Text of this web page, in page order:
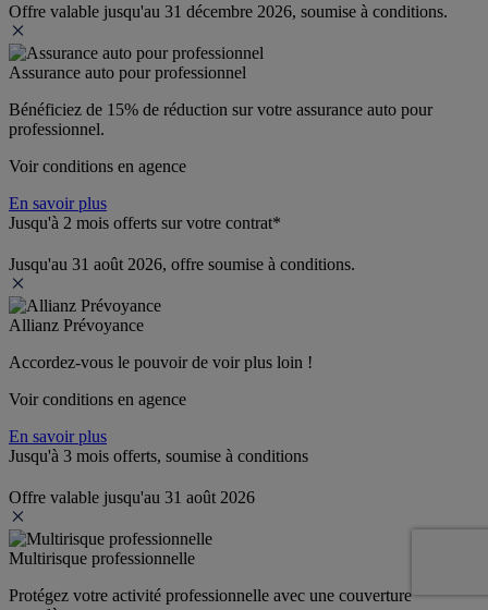
Offre valable jusqu'au 31 décembre 2026, soumise à conditions.
Assurance auto pour professionnel
Bénéficiez de 15% de réduction sur votre assurance auto pour
professionnel.
Voir conditions en agence
En savoir plus
Jusqu'à 2 mois offerts sur votre contrat*
Jusqu'au 31 août 2026, offre soumise à conditions.
Allianz Prévoyance
Accordez-vous le pouvoir de voir plus loin !
Voir conditions en agence
En savoir plus
Jusqu'à 3 mois offerts, soumise à conditions
Offre valable jusqu'au 31 août 2026
Multirisque professionnelle
Protégez votre activité professionnelle avec une couverture